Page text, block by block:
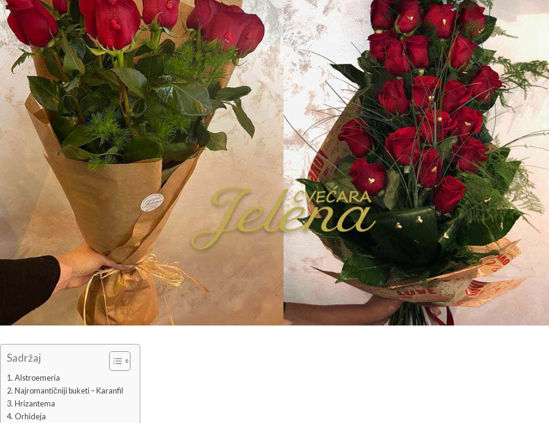
Sadržaj
Alstroemeria
Najromantičniji buketi – Karanfil
Hrizantema
Orhideja